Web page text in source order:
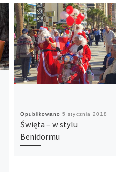
Opublikowano 5 stycznia 2018
Święta – w stylu
Benidormu